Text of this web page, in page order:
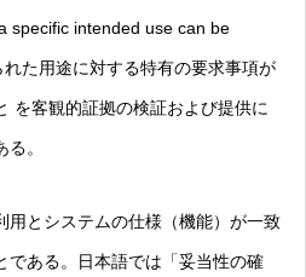
specific intended use can be
た用途に対する特有の要求事項が
を客観的証拠の検証および提供に
。
用とシステムの仕様（機能）が一致
である。日本語では「妥当性の確